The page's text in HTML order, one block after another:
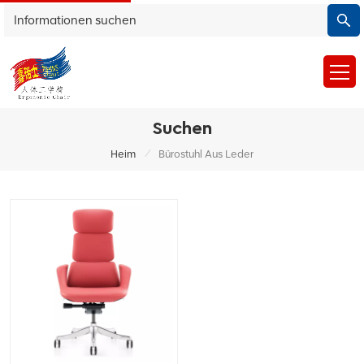
Suchen
Heim / Bürostuhl Aus Leder